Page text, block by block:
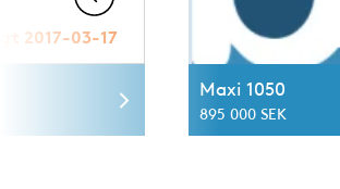
2017-03-17
Maxi 1050
895 000 SEK